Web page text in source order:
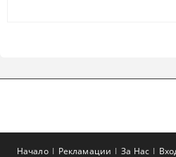
Начало Рекламации За Нас